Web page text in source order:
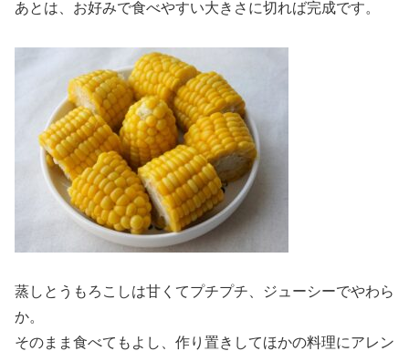
あとは、お好みで食べやすい大きさに切れば完成です。
蒸しとうもろこしは甘くてプチプチ、ジューシーでやわら
か。
そのまま食べてもよし、作り置きしてほかの料理にアレン